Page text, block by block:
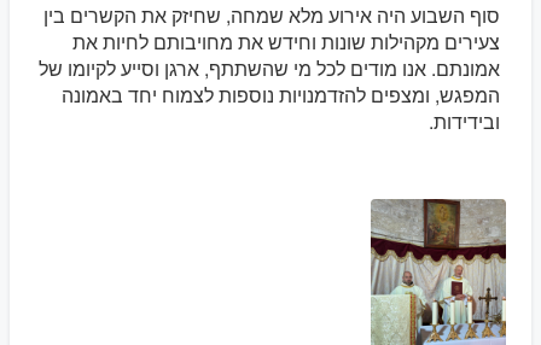
סוף השבוע היה אירוע מלא שמחה, שחיזק את הקשרים בין
צעירים מקהילות שונות וחידש את מחויבותם לחיות את
אמונתם. אנו מודים לכל מי שהשתתף, ארגן וסייע לקיומו של
המפגש, ומצפים להזדמנויות נוספות לצמוח יחד באמונה
ובידידות.